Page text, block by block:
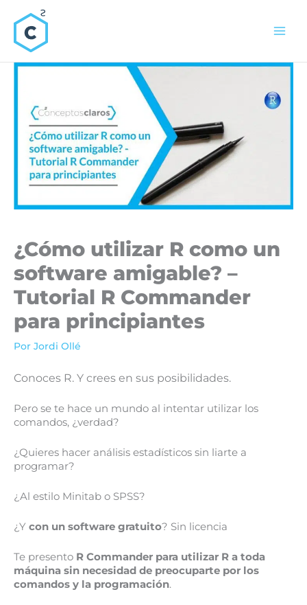
contenido
¿Cómo utilizar R como un
software amigable? –
Tutorial R Commander
para principiantes
Por Jordi Ollé
Conoces R. Y crees en sus posibilidades.
Pero se te hace un mundo al intentar utilizar los
comandos, ¿verdad?
¿Quieres hacer análisis estadísticos sin liarte a
programar?
¿Al estilo Minitab o SPSS?
¿Y con un software gratuito? Sin licencia
Te presento R Commander para utilizar R a toda
máquina sin necesidad de preocuparte por los
comandos y la programación.